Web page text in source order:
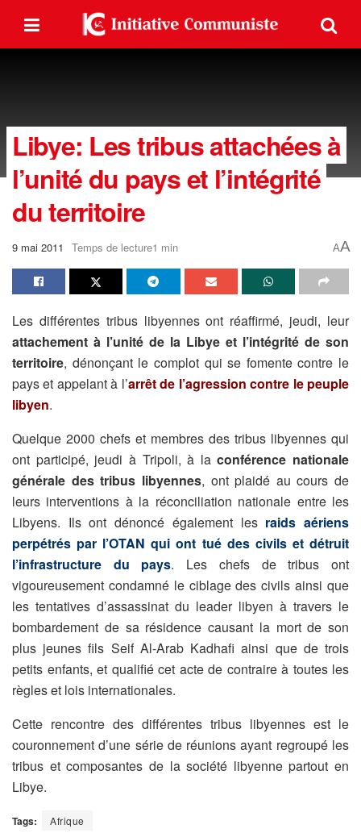
Libye: Les tribus attachées à
l’unité du pays et l’intégrité
du territoire
9 mai 2011 Temps de lecture1 min AA
Les différentes tribus libyennes ont réaffirmé, jeudi, leur
attachement à l’unité de la Libye et l’intégrité de son
territoire, dénonçant le complot qui se fomente contre le
pays et appelant à l’arrêt de l’agression contre le peuple
libyen.
Quelque 2000 chefs et membres des tribus libyennes qui
ont participé, jeudi à Tripoli, à laconférence nationale
générale des tribus libyennes, ont plaidé au cours de
leurs interventions à la réconciliation nationale entre les
Libyens. Ils ont dénoncé également les raids aériens
perpétrés par l’OTAN qui ont tué des civils et détruit
l’infrastructure du pays. Les chefs de tribus ont
vigoureusement condamné le ciblage des civils ainsi que
les tentatives d’assassinat du leader libyen à travers le
bombardement de sa résidence causant la mort de son
plus jeunes fils Seif Al-Arab Kadhafi ainsi que de trois
petits enfants, et qualifié cet acte de contraire à toutes les
règles et lois internationales.
Cette rencontre des différentes tribus libyennes est le
couronnement d’une série de réunions ayant regroupé les
tribus et composantes de la société libyenne partout en
Libye.
Tags: Afrique